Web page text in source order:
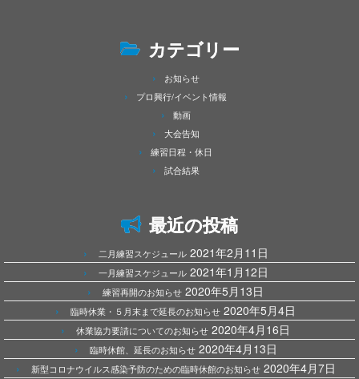
カテゴリー
お知らせ
プロ興行/イベント情報
動画
大会告知
練習日程・休日
試合結果
最近の投稿
二月練習スケジュール 2021年2月11日
一月練習スケジュール 2021年1月12日
練習再開のお知らせ 2020年5月13日
臨時休業・５月末まで延長のお知らせ 2020年5月4日
休業協力要請についてのお知らせ 2020年4月16日
臨時休館、延長のお知らせ 2020年4月13日
新型コロナウイルス感染予防のための臨時休館のお知らせ 2020年4月7日